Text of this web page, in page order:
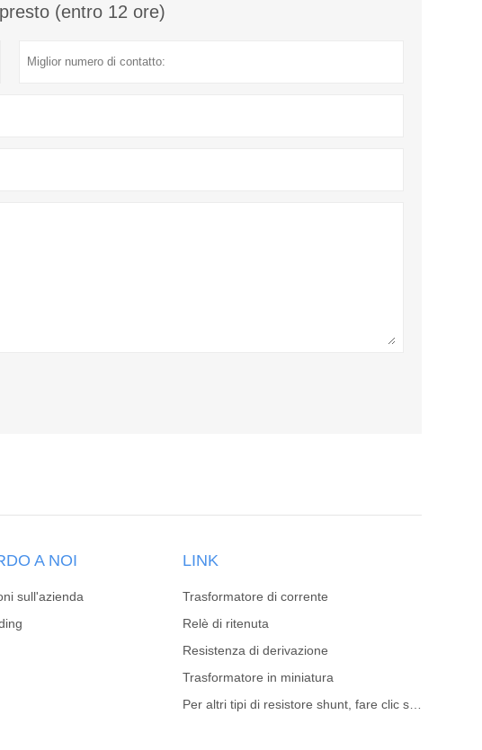
(entro 12 ore)
A NOI
sull'azienda
LINK
Trasformatore di corrente
Relè di ritenuta
Resistenza di derivazione
Trasformatore in miniatura
Per altri tipi di resistore shunt, fare clic sul sito Web